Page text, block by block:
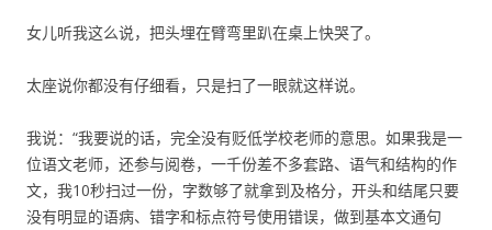
女儿听我这么说，把头埋在臂弯里趴在桌上快哭了。
太座说你都没有仔细看，只是扫了一眼就这样说。
我说：“我要说的话，完全没有贬低学校老师的意思。如果我是一
位语文老师，还参与阅卷，一千份差不多套路、语气和结构的作
文，我10秒扫过一份，字数够了就拿到及格分，开头和结尾只要
没有明显的语病、错字和标点符号使用错误，做到基本文通句